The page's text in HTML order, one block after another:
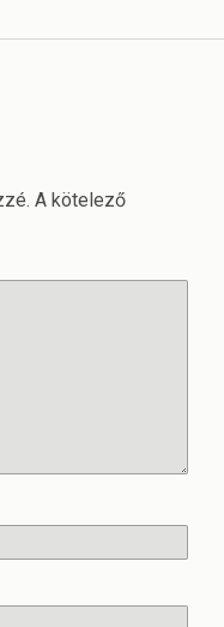
A kötelező